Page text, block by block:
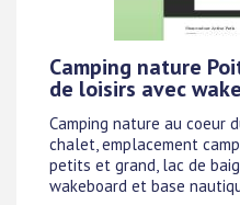
Camping nature
de loisirs avec
Camping nature au coeur
chalet, emplacement
petits et grand, lac de
wakeboard et base